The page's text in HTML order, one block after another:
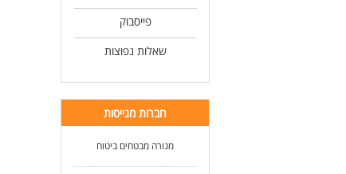
פייסבוק
שאלות נפוצות
חברות מגייסות
מנורה מבטחים ביטוח